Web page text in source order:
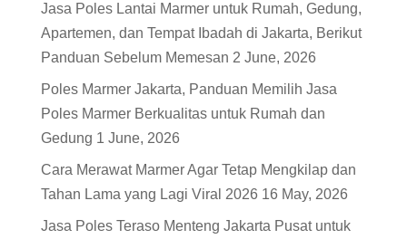
Jasa Poles Lantai Marmer untuk Rumah, Gedung,
Apartemen, dan Tempat Ibadah di Jakarta, Berikut
Panduan Sebelum Memesan 2 June, 2026
Poles Marmer Jakarta, Panduan Memilih Jasa
Poles Marmer Berkualitas untuk Rumah dan
Gedung 1 June, 2026
Cara Merawat Marmer Agar Tetap Mengkilap dan
Tahan Lama yang Lagi Viral 2026 16 May, 2026
Jasa Poles Teraso Menteng Jakarta Pusat untuk